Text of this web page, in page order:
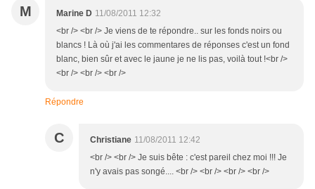
M Marine D 11/08/2011 12:32
<br /> <br /> Je viens de te répondre.. sur les fonds noirs ou
blancs ! Là où j'ai les commentares de réponses c'est un fond
blanc, bien sûr et avec le jaune je ne lis pas, voilà tout !<br />
<br /> <br /> <br />
Répondre
C Christiane 11/08/2011 12:42
<br /> <br /> Je suis bête : c'est pareil chez moi !!! Je
n'y avais pas songé.... <br /> <br /> <br /> <br />